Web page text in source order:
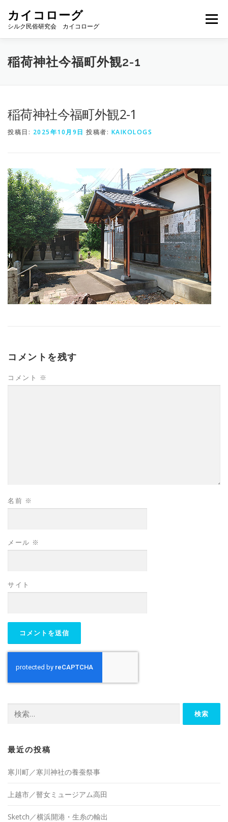
カイコローグ
シルク民俗研究会 カイコローグ
メニュー
カイコローグの歩み 資料館図書
稲荷神社今福町外観2-1
稲荷神社今福町外観2-1
投稿日: 2025年10月9日 投稿者: KAIKOLOGS
コメントを残す
コメント ※
名前 ※
メール ※
サイト
索:
最近の投稿
寒川町／寒川神社の養蚕祭事
上越市／瞽女ミュージアム高田
Sketch／横浜開港・生糸の輸出